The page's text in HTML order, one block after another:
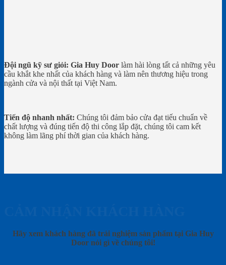
Đội ngũ kỹ sư giỏi: Gia Huy Door làm hài lòng tất cả những yêu
cầu khắt khe nhất của khách hàng và làm nên thương hiệu trong
ngành cửa và nội thất tại Việt Nam.
Tiến độ nhanh nhất: Chúng tôi đảm bảo cửa đạt tiếu chuẩn về
chất lượng và đúng tiến độ thi công lắp đặt, chúng tôi cam kết
không làm lãng phí thời gian của khách hàng.
Hãy xem khách hàng đã trải nghiệm sản phẩm tại Gia Huy
Door nói gì về chúng tôi!